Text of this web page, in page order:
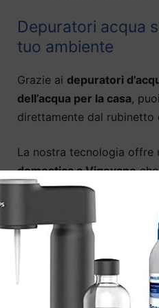
Depuratori acqua
tuo ambiente
Grazie ai depuratori
dell’acqua per la casa,
direttamente dal rubinetto
La nostra tecnologia offre
domestica a Vigevano
rubinetto, eliminando
grado anche di abbattere
La gamma comprende